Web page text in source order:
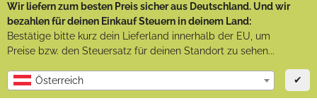
Wir liefern zum besten Preis sicher aus Deutschland. Und wir
bezahlen für deinen Einkauf Steuern in deinem Land:
Bestätige bitte kurz dein Lieferland innerhalb der EU, um
Preise bzw. den Steuersatz für deinen Standort zu sehen...
Österreich ✔